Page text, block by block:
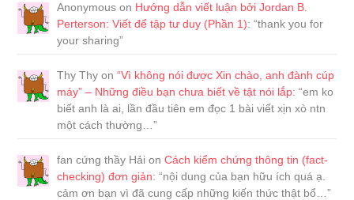
Anonymous on Hướng dẫn viết luận bởi Jordan B.
Perterson: Viết để tập tư duy (Phần 1): “thank you for
your sharing”
Thy Thy on“Vì không nói được Xin chào, anh đành cúp
máy” – Những điều bạn chưa biết về tật nói lắp: “em ko
biết anh là ai, lần đầu tiên em đọc 1 bài viết xịn xò ntn
một cách thường…”
fan cứng thầy Hải onCách kiểm chứng thông tin (fact-
checking) đơn giản: “nội dung của bạn hữu ích quá ạ.
cảm ơn bạn vì đã cung cấp những kiến thức thật bổ…”